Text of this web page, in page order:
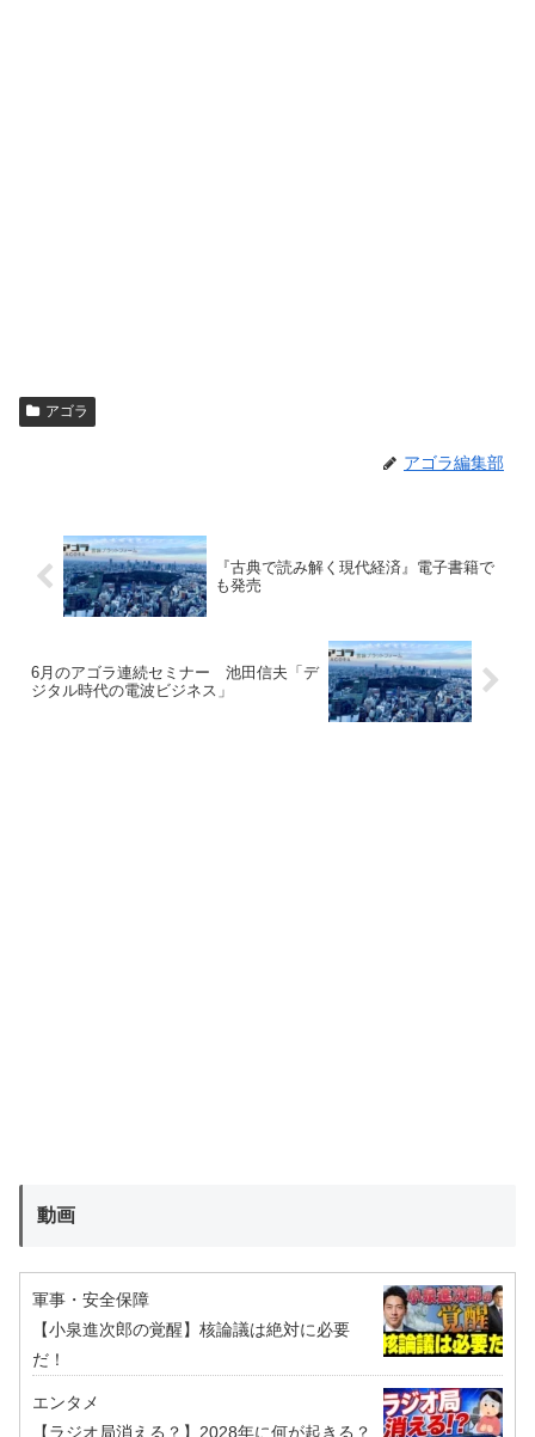
アゴラ
アゴラ編集部
『古典で読み解く現代経済』電子書籍で
も発売
6月のアゴラ連続セミナー 池田信夫「デ
ジタル時代の電波ビジネス」
動画
軍事・安全保障
【小泉進次郎の覚醒】核論議は絶対に必要
だ！
エンタメ
【ラジオ局消える？】2028年に何が起きる？